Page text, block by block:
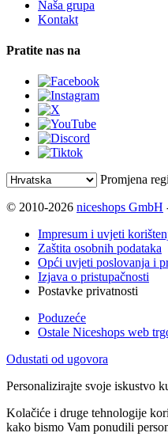
Naša grupa
Kontakt
Pratite nas na
Promjena
© 2010-2026 niceshops GmbH
Impresum i uvjeti
Zaštita osobnih podataka
Opći uvjeti poslovanja i
Izjava o pristupačnosti
Postavke privatnosti
Poduzeće
Ostale Niceshops web
Odustati od ugovora
Personalizirajte svoje iskustvo
Kolačiće i druge tehnologije
kako bismo Vam ponudili